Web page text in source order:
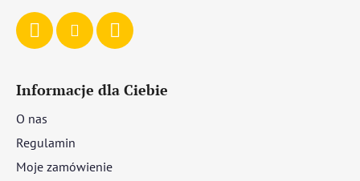
Informacje dla Ciebie
O nas
Regulamin
Moje zamówienie